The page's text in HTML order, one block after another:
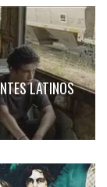
LATINOS